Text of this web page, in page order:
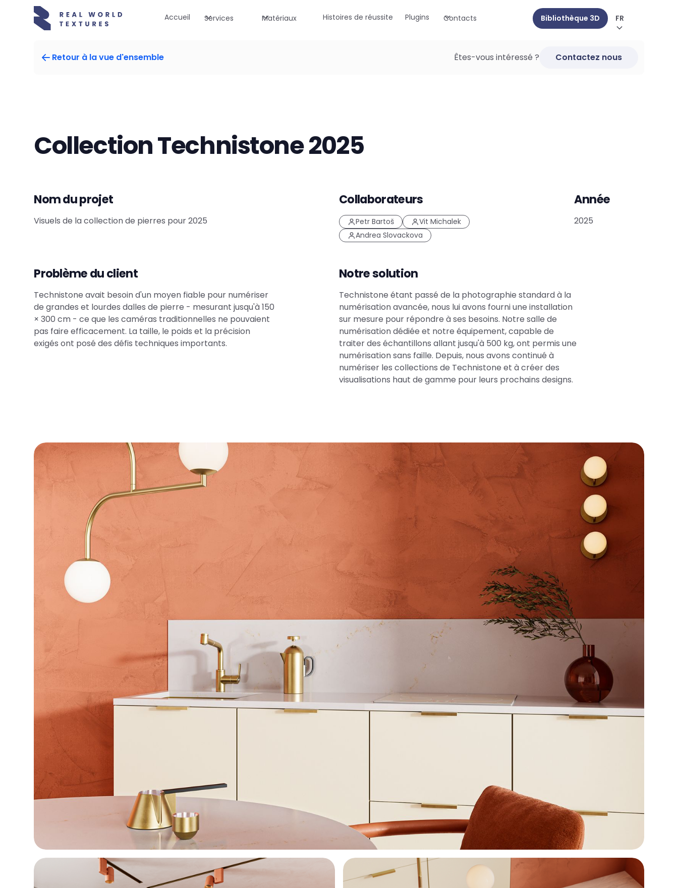
Accueil Services Matériaux Histoires de réussite Plugins Contacts Bibliothèque 3D FR
Retour à la vue d'ensemble Êtes-vous intéressé ? Contactez nous
Collection Technistone 2025
Nom du projet
Visuels de la collection de pierres pour 2025
Collaborateurs
Petr Bartoš
Vit Michalek
Andrea Slovackova
Année
2025
Problème du client
Technistone avait besoin d'un moyen fiable pour numériser
de grandes et lourdes dalles de pierre - mesurant jusqu'à 150
× 300 cm - ce que les caméras traditionnelles ne pouvaient
pas faire efficacement. La taille, le poids et la précision
exigés ont posé des défis techniques importants.
Notre solution
Technistone étant passé de la photographie standard à la
numérisation avancée, nous lui avons fourni une installation
sur mesure pour répondre à ses besoins. Notre salle de
numérisation dédiée et notre équipement, capable de
traiter des échantillons allant jusqu'à 500 kg, ont permis une
numérisation sans faille. Depuis, nous avons continué à
numériser les collections de Technistone et à créer des
visualisations haut de gamme pour leurs prochains designs.